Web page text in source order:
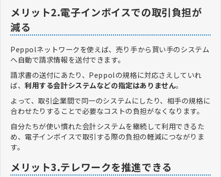
メリット2.電子インボイスでの取引負担が
減る
Peppolネットワークを使えば、売り手から買い手のシステム
へ自動で請求情報を送付できます。
請求書の送付にあたり、Peppolの規格に対応さえしていれ
ば、利用する会計システムなどの指定はありません。
よって、取引企業間で同一のシステムにしたり、相手の規格に
合わせたりすることで必要なコストの負担がなくなります。
自分たちが使い慣れた会計システムを継続して利用できるた
め、電子インボイスで取引する際の負担の軽減につながりま
す。
メリット3.テレワークを推進できる